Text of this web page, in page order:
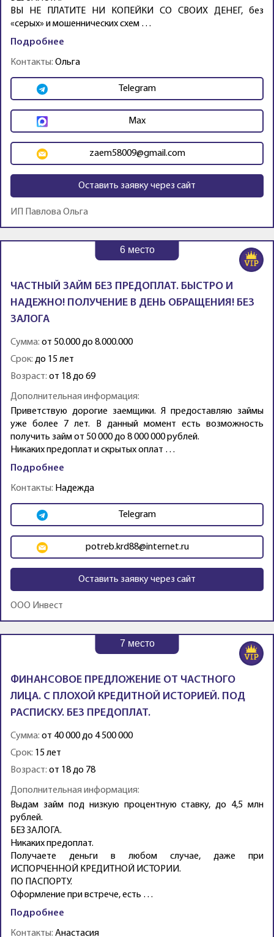
ВЫ НЕ ПЛАТИТЕ НИ КОПЕЙКИ СО СВОИХ ДЕНЕГ, без
«серых» и мошеннических схем …
Подробнее
Контакты: Ольга
Telegram
Max
zaem58009@gmail.com
Оставить заявку через сайт
ИП Павлова Ольга
6место
ЧАСТНЫЙ ЗАЙМ БЕЗ ПРЕДОПЛАТ. БЫСТРО И
НАДЕЖНО! ПОЛУЧЕНИЕ В ДЕНЬ ОБРАЩЕНИЯ! БЕЗ
ЗАЛОГА
Сумма: от 50.000 до 8.000.000
Срок: до 15 лет
Возраст: от 18 до 69
Дополнительная информация:
Приветствую дорогие заемщики. Я предоставляю займы
уже более 7 лет. В данный момент есть возможность
получить займ от 50 000 до 8 000 000 рублей.
Никаких предоплат и скрытых оплат …
Подробнее
Контакты: Надежда
Telegram
potreb.krd88@internet.ru
Оставить заявку через сайт
ООО Инвест
7 место
ФИНАНСОВОЕ ПРЕДЛОЖЕНИЕ ОТ ЧАСТНОГО
ЛИЦА. С ПЛОХОЙ КРЕДИТНОЙ ИСТОРИЕЙ. ПОД
РАСПИСКУ. БЕЗ ПРЕДОПЛАТ.
Сумма: от 40 000 до 4 500 000
Срок: 15 лет
Возраст: от 18 до 78
Дополнительная информация:
Выдам займ под низкую процентную ставку, до 4,5 млн
рублей.
БЕЗ ЗАЛОГА.
Никаких предоплат.
Получаете деньги в любом случае, даже при
ИСПОРЧЕННОЙ КРЕДИТНОЙ ИСТОРИИ.
ПО ПАСПОРТУ.
Оформление при встрече, есть …
Подробнее
Контакты: Анастасия